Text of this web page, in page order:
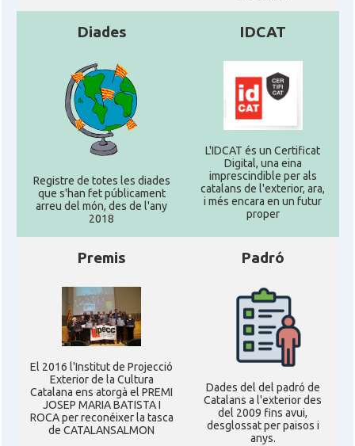
Diades
Registre de totes les diades
que s'han fet públicament
arreu del món, des de l'any
2018
IDCAT
L'IDCAT és un Certificat
Digital, una eina
imprescindible per als
catalans de l'exterior, ara,
i més encara en un futur
proper
Premis
El 2016 l'Institut de Projecció
Exterior de la Cultura
Catalana ens atorgà el PREMI
JOSEP MARIA BATISTA I
ROCA per reconéixer la tasca
de CATALANSALMON
Padró
Dades del del padró de
Catalans a l'exterior des
del 2009 fins avui,
desglossat per paisos i
anys.